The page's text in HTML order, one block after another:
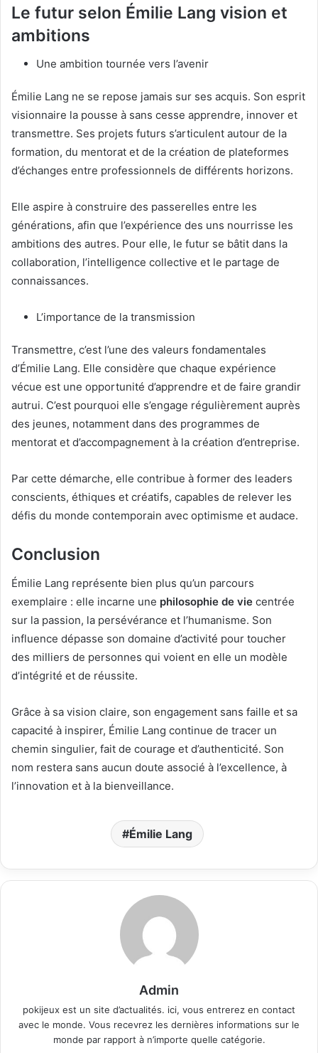
Le futur selon Émilie Lang vision et
ambitions
Une ambition tournée vers l’avenir
Émilie Lang ne se repose jamais sur ses acquis. Son esprit
visionnaire la pousse à sans cesse apprendre, innover et
transmettre. Ses projets futurs s’articulent autour de la
formation, du mentorat et de la création de plateformes
d’échanges entre professionnels de différents horizons.
Elle aspire à construire des passerelles entre les
générations, afin que l’expérience des uns nourrisse les
ambitions des autres. Pour elle, le futur se bâtit dans la
collaboration, l’intelligence collective et le partage de
connaissances.
L’importance de la transmission
Transmettre, c’est l’une des valeurs fondamentales
d’Émilie Lang. Elle considère que chaque expérience
vécue est une opportunité d’apprendre et de faire grandir
autrui. C’est pourquoi elle s’engage régulièrement auprès
des jeunes, notamment dans des programmes de
mentorat et d’accompagnement à la création d’entreprise.
Par cette démarche, elle contribue à former des leaders
conscients, éthiques et créatifs, capables de relever les
défis du monde contemporain avec optimisme et audace.
Conclusion
Émilie Lang représente bien plus qu’un parcours
exemplaire : elle incarne une philosophie de vie centrée
sur la passion, la persévérance et l’humanisme. Son
influence dépasse son domaine d’activité pour toucher
des milliers de personnes qui voient en elle un modèle
d’intégrité et de réussite.
Grâce à sa vision claire, son engagement sans faille et sa
capacité à inspirer, Émilie Lang continue de tracer un
chemin singulier, fait de courage et d’authenticité. Son
nom restera sans aucun doute associé à l’excellence, à
l’innovation et à la bienveillance.
Émilie Lang
Admin
pokijeux est un site d’actualités. ici, vous entrerez en contact
avec le monde. Vous recevrez les dernières informations sur le
monde par rapport à n’importe quelle catégorie.